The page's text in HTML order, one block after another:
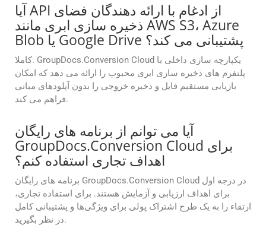
آیا API از ادغام با ارائه دهندگان فضای
ذخیره سازی ابری مانند AWS S3، Azure
Blob یا Google Drive پشتیبانی می کند؟
کاملا. GroupDocs.Conversion Cloud یکپارچه سازی داخلی با
پلتفرم های ذخیره سازی ابری محبوب را ارائه می دهد که امکان
بازیابی مستقیم فایل و ذخیره خروجی را بدون آپلودهای میانی
فراهم می کند.
آیا می توانم از برنامه های رایگان
GroupDocs.Conversion Cloud برای
اهداف تجاری استفاده کنم؟
برنامه های رایگان GroupDocs.Conversion Cloud در درجه اول
برای اهداف ارزیابی و آزمایش هستند. برای استفاده تجاری،
ارتقاء را به یک طرح اشتراک پولی برای ویژگی‌ها و پشتیبانی کامل
در نظر بگیرید.